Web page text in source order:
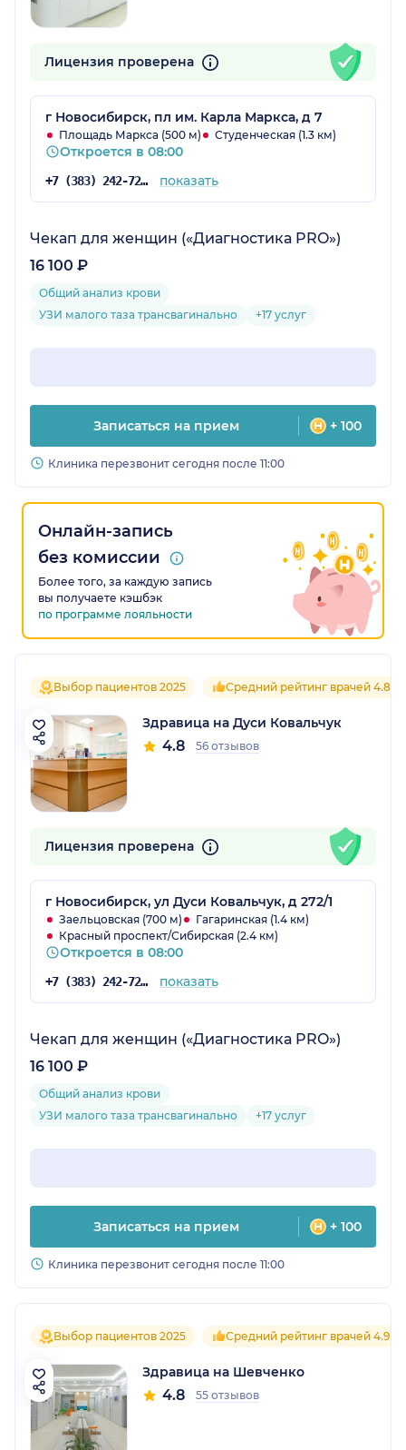
Лицензия проверена
г Новосибирск, пл им. Карла Маркса, д 7
Площадь Маркса (500 м) Студенческая (1.3 км)
Откроется в 08:00
+7 (383) 242-72-53 показать
Чекап для женщин («Диагностика PRO»)
16 100 ₽
Общий анализ крови
УЗИ малого таза трансвагинально
+17 услуг
Записаться на прием + 100
Клиника перезвонит сегодня после 11:00
Онлайн-запись
без комиссии
Более того, за каждую запись
вы получаете кэшбэк
по программе лояльности
Выбор пациентов 2025 Средний рейтинг врачей 4.8
Здравица на Дуси Ковальчук
4.8 56 отзывов
Лицензия проверена
г Новосибирск, ул Дуси Ковальчук, д 272/1
Заельцовская (700 м)
Гагаринская (1.4 км)
Красный проспект/Сибирская (2.4 км)
Откроется в 08:00
+7 (383) 242-72-53 показать
Чекап для женщин («Диагностика PRO»)
16 100 ₽
Общий анализ крови
УЗИ малого таза трансвагинально
+17 услуг
Записаться на прием + 100
Клиника перезвонит сегодня после 11:00
Выбор пациентов 2025 Средний рейтинг врачей 4.9
Здравица на Шевченко
4.8 55 отзывов